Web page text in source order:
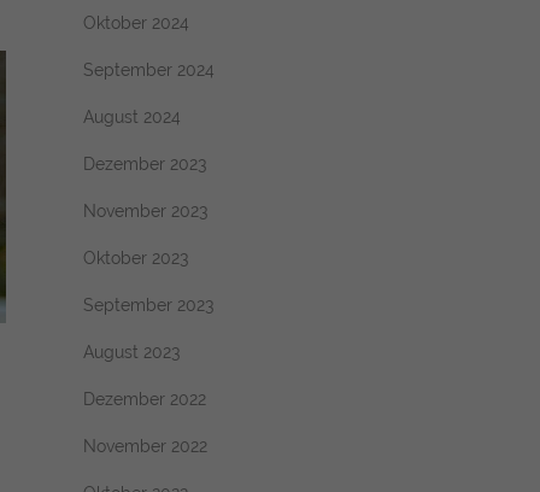
Oktober 2024
September 2024
August 2024
Dezember 2023
November 2023
Oktober 2023
September 2023
August 2023
Dezember 2022
November 2022